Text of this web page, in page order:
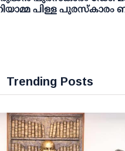
പിള്ള പുരസ്‌കാരം
Trending Posts